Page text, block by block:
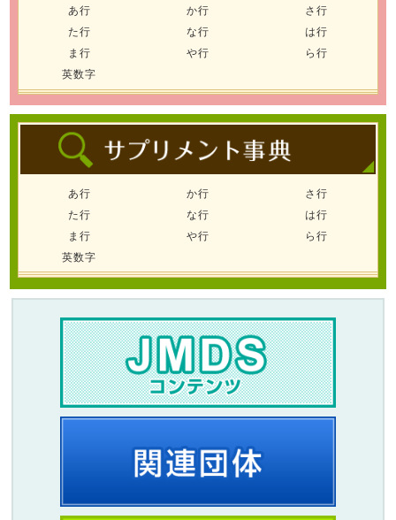
あ行 か行
さ行
た行
な行
は行
ま行
や行
ら行
英数字
あ行 か行
さ行
た行
な行
は行
ま行
や行
ら行
英数字